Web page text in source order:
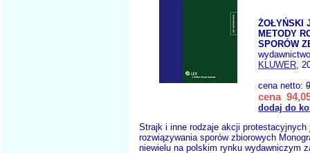
ŻOŁYŃSKI
METODY
SPORÓW
KLUWER,
cena netto:
cena
dodaj do
Strajk i inne rodzaje akcji protestacyjnych
rozwiązywania sporów zbiorowych
niewielu na polskim rynku wydawniczym